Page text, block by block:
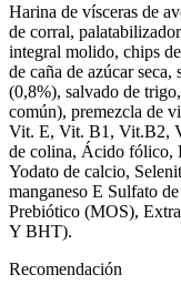
Harina de vísceras de
de corral,
integral molido, chips
de caña de azúcar
(0,8%), salvado de
común), premezcla de
Vit. E, Vit. B1, Vit.B2,
de colina, Ácido fólico,
Yodato de calcio,
manganeso E Sulfato
Prebiótico (MOS),
Y BHT).
Recomendación